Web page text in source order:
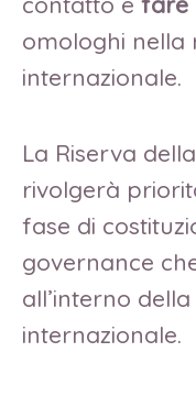
omologhi nella
internazionale.
La Riserva
rivolgerà
fase di
governance
all’interno
internazionale.